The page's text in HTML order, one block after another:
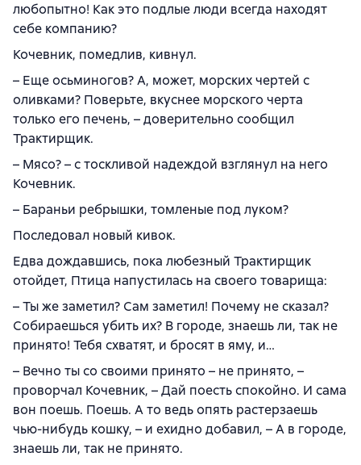
любопытно! Как это подлые люди всегда находят
себе компанию?
Кочевник, помедлив, кивнул.
– Еще осьминогов? А, может, морских чертей с
оливками? Поверьте, вкуснее морского черта
только его печень, – доверительно сообщил
Трактирщик.
– Мясо? – с тоскливой надеждой взглянул на него
Кочевник.
– Бараньи ребрышки, томленые под луком?
Последовал новый кивок.
Едва дождавшись, пока любезный Трактирщик
отойдет, Птица напустилась на своего товарища:
– Ты же заметил? Сам заметил! Почему не сказал?
Собираешься убить их? В городе, знаешь ли, так не
принято! Тебя схватят, и бросят в яму, и…
– Вечно ты со своими принято – не принято, –
проворчал Кочевник, – Дай поесть спокойно. И сама
вон поешь. Поешь. А то ведь опять растерзаешь
чью-нибудь кошку, – и ехидно добавил, – А в городе,
знаешь ли, так не принято.